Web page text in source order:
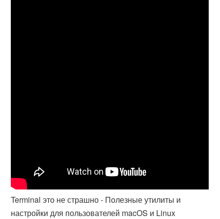
Terminal это не страшно - Полезные утилиты и
настройки для пользователей macOS и Linux